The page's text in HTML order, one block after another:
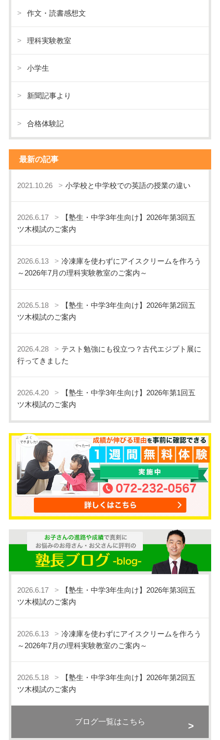
作文・読書感想文
理科実験教室
小学生
新聞記事より
合格体験記
最新の記事
2021.10.26 小学校と中学校での英語の授業の違い
2026.6.17
【塾生・中学3年生向け】2026年第3回五
ツ木模試のご案内
2026.6.13
冷凍庫を使わずにアイスクリームを作ろう
～2026年7月の理科実験教室のご案内～
2026.5.18
【塾生・中学3年生向け】2026年第2回五
ツ木模試のご案内
2026.4.28
テスト勉強にも役立つ？古代エジプト展に
行ってきました
2026.4.20
【塾生・中学3年生向け】2026年第1回五
ツ木模試のご案内
2026.6.17
【塾生・中学3年生向け】2026年第3回五
ツ木模試のご案内
2026.6.13
冷凍庫を使わずにアイスクリームを作ろう
～2026年7月の理科実験教室のご案内～
2026.5.18
【塾生・中学3年生向け】2026年第2回五
ツ木模試のご案内
ブログ一覧はこちら